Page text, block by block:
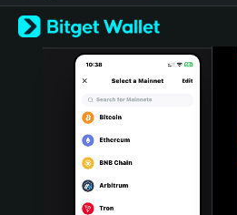
Español (Latinoamérica)
Türkçe
Italiano
Português (Portugal)
Bahasa Indonesia